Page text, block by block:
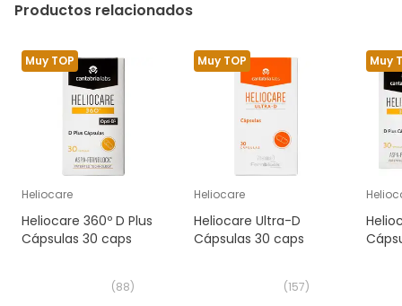
Productos relacionados
Muy TOP
Heliocare
Heliocare 360º D Plus
Cápsulas 30 caps
(88)
Muy TOP
Heliocare
Heliocare Ultra-D
Cápsulas 30 caps
(157)
Muy